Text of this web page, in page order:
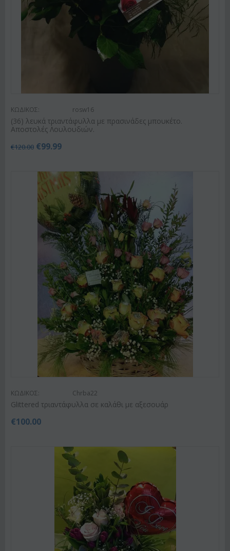
ΚΩΔΙΚΟΣ: rosw16
(36) λευκά τριαντάφυλλα με πρασινάδες μπουκέτο.
Αποστολές Λουλουδιών.
€120.00 €99.99
ΚΩΔΙΚΟΣ: Chrba22
Glittered τριαντάφυλλα σε καλάθι με αξεσουάρ
€100.00